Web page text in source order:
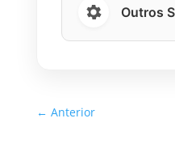
Outros
← Anterior